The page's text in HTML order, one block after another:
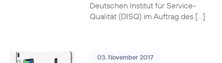
Deutschen Institut für Service-
Qualität (DISQ) im Auftrag des […]
03. November 2017